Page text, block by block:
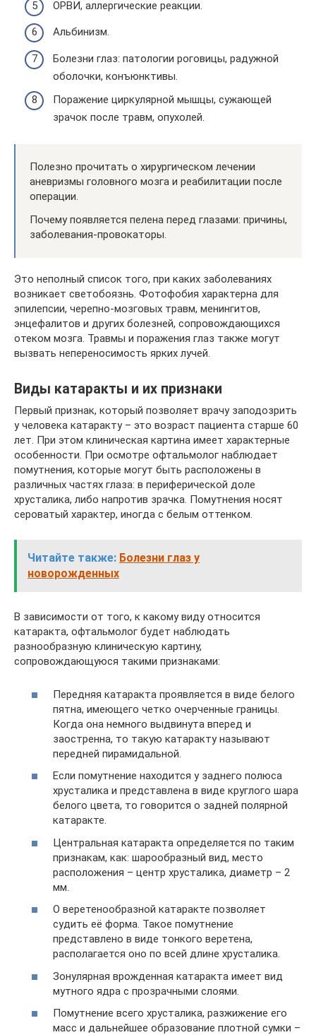
ОРВИ, аллергические реакции.
Альбинизм.
Болезни глаз: патологии роговицы, радужной
оболочки, конъюнктивы.
Поражение циркулярной мышцы, сужающей
зрачок после травм, опухолей.
Полезно прочитать о хирургическом лечении
аневризмы головного мозга и реабилитации после
операции.
Почему появляется пелена перед глазами: причины,
заболевания-провокаторы.
Это неполный список того, при каких заболеваниях
возникает светобоязнь. Фотофобия характерна для
эпилепсии, черепно-мозговых травм, менингитов,
энцефалитов и других болезней, сопровождающихся
отеком мозга. Травмы и поражения глаз также могут
вызвать непереносимость ярких лучей.
Виды катаракты и их признаки
Первый признак, который позволяет врачу заподозрить
у человека катаракту – это возраст пациента старше 60
лет. При этом клиническая картина имеет характерные
особенности. При осмотре офтальмолог наблюдает
помутнения, которые могут быть расположены в
различных частях глаза: в периферической доле
хрусталика, либо напротив зрачка. Помутнения носят
сероватый характер, иногда с белым оттенком.
Читайте также: Болезни глаз у
новорожденных
В зависимости от того, к какому виду относится
катаракта, офтальмолог будет наблюдать
разнообразную клиническую картину,
сопровождающуюся такими признаками:
Передняя катаракта проявляется в виде белого
пятна, имеющего четко очерченные границы.
Когда она немного выдвинута вперед и
заостренна, то такую катаракту называют
передней пирамидальной.
Если помутнение находится у заднего полюса
хрусталика и представлена в виде круглого шара
белого цвета, то говорится о задней полярной
катаракте.
Центральная катаракта определяется по таким
признакам, как: шарообразный вид, место
расположения – центр хрусталика, диаметр – 2
мм.
О веретенообразной катаракте позволяет
судить её форма. Такое помутнение
представлено в виде тонкого веретена,
располагается оно по всей длине хрусталика.
Зонулярная врожденная катаракта имеет вид
мутного ядра с прозрачными слоями.
Помутнение всего хрусталика, разжижение его
масс и дальнейшее образование плотной сумки –